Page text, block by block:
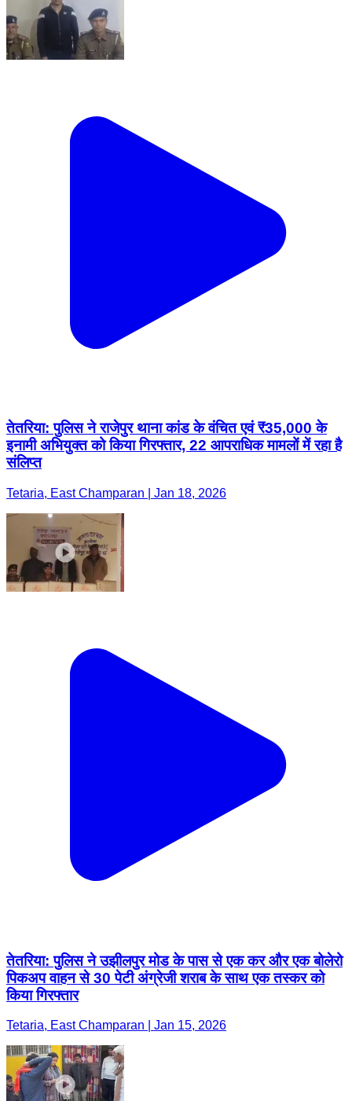
तेतरिया: पुलिस ने राजेपुर थाना कांड के वंचित एवं ₹35,000 के
इनामी अभियुक्त को किया गिरफ्तार, 22 आपराधिक मामलों में रहा है
संलिप्त
Tetaria, East Champaran | Jan 18, 2026
तेतरिया: पुलिस ने उझीलपुर मोड के पास से एक कर और एक बोलेरो
पिकअप वाहन से 30 पेटी अंग्रेजी शराब के साथ एक तस्कर को
किया गिरफ्तार
Tetaria, East Champaran | Jan 15, 2026